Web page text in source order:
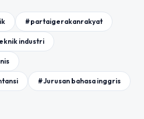
#partaigerakanrakyat
industri
#Jurusan bahasa inggris